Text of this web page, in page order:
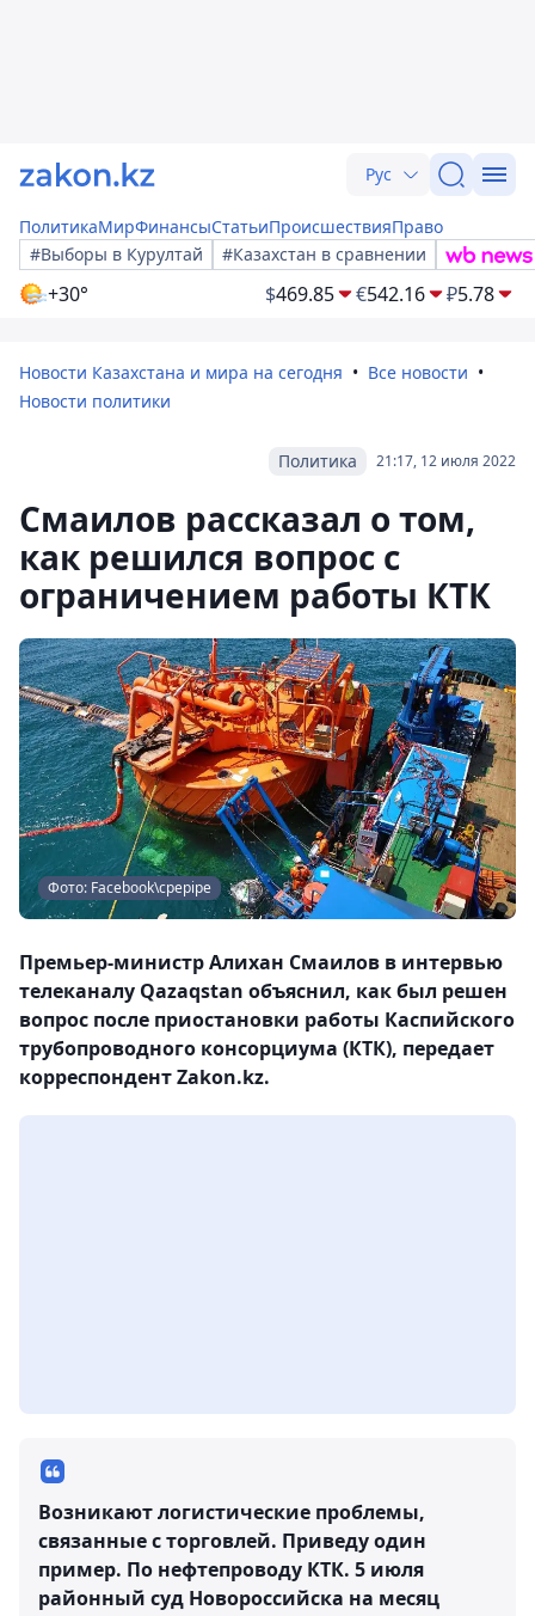
Рус
ПолитикаМирФинансыСтатьиПроисшествияПраво
#Выборы в Курултай
#Казахстан в сравнении
+30° $469.85 €542.16 ₽5.78
Новости Казахстана и мира на сегодня
Все новости
Новости политики
21:17, 12 июля 2022
Политика
Смаилов рассказал о том,
как решился вопрос с
ограничением работы КТК
Фото: Facebook\cpepipe
Премьер-министр Алихан Смаилов в интервью
телеканалу Qazaqstan объяснил, как был решен
вопрос после приостановки работы Каспийского
трубопроводного консорциума (КТК), передает
корреспондент Zakon.kz.
Возникают логистические проблемы,
связанные с торговлей. Приведу один
пример. По нефтепроводу КТК. 5 июля
районный суд Новороссийска на месяц